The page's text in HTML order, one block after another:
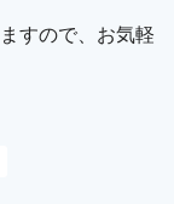
すので、お気軽